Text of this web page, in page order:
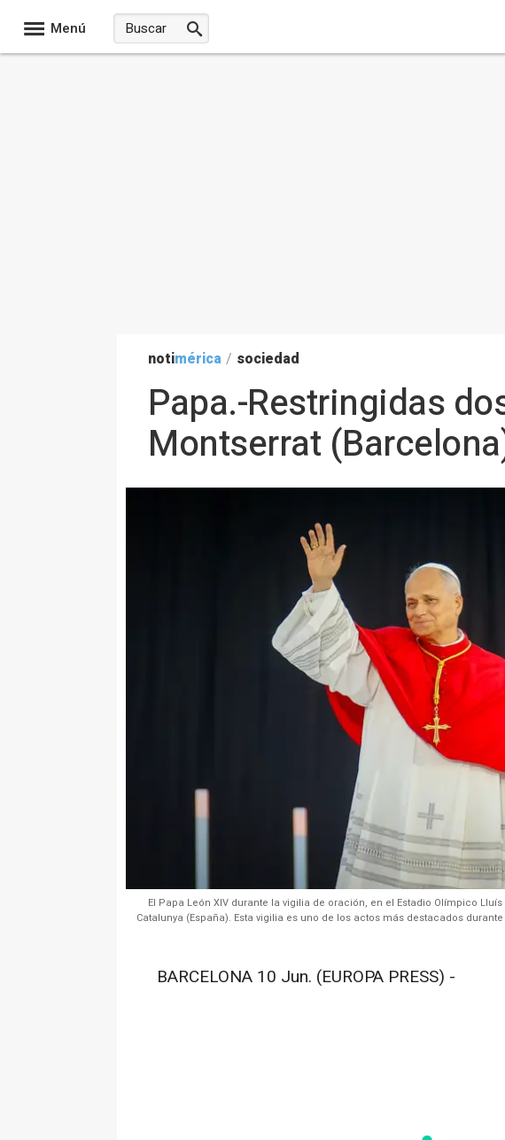
Menú
notimérica / sociedad
Papa.-Restringidas
Montserrat
El Papa León XIV durante la vigilia de oración, en el Estadio Olímpico
Catalunya (España). Esta vigilia es uno de los actos más destacados
BARCELONA 10 Jun. (EUROPA PRESS) -